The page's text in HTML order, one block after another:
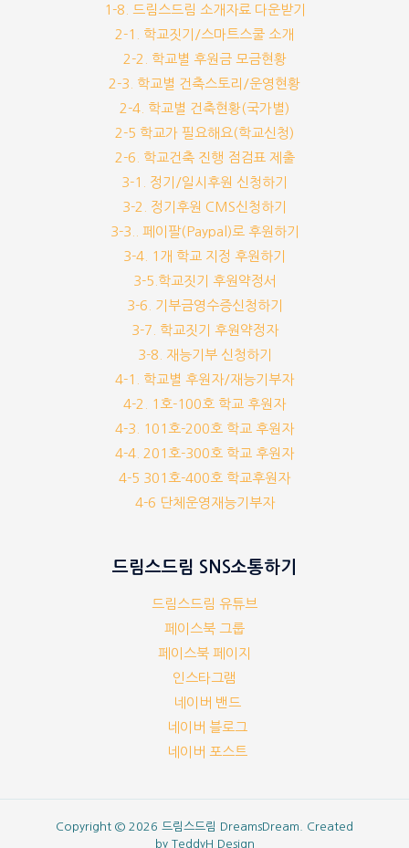
1-8. 드림스드림 소개자료 다운받기
2-1. 학교짓기/스마트스쿨 소개
2-2. 학교별 후원금 모금현황
2-3. 학교별 건축스토리/운영현황
2-4. 학교별 건축현황(국가별)
2-5 학교가 필요해요(학교신청)
2-6. 학교건축 진행 점검표 제출
3-1. 정기/일시후원 신청하기
3-2. 정기후원 CMS신청하기
3-3.. 페이팔(Paypal)로 후원하기
3-4. 1개 학교 지정 후원하기
3-5.학교짓기 후원약정서
3-6. 기부금영수증신청하기
3-7. 학교짓기 후원약정자
3-8. 재능기부 신청하기
4-1. 학교별 후원자/재능기부자
4-2. 1호-100호 학교 후원자
4-3. 101호-200호 학교 후원자
4-4. 201호-300호 학교 후원자
4-5 301호-400호 학교후원자
4-6 단체운영재능기부자
드림스드림 SNS소통하기
드림스드림 유튜브
페이스북 그룹
페이스북 페이지
인스타그램
네이버 밴드
네이버 블로그
네이버 포스트
Copyright © 2026 드림스드림 DreamsDream. Created
by TeddyH Design